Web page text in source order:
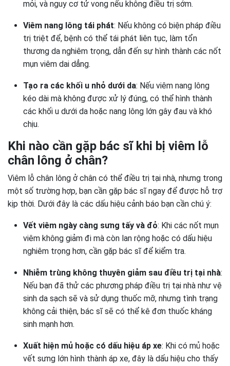
mỏi, và nguy cơ tử vong nếu không điều trị sớm.
Viêm nang lông tái phát: Nếu không có biện pháp điều
trị triệt để, bệnh có thể tái phát liên tục, làm tổn
thương da nghiêm trọng, dẫn đến sự hình thành các nốt
mụn viêm dai dẳng.
Tạo ra các khối u nhỏ dưới da: Nếu viêm nang lông
kéo dài mà không được xử lý đúng, có thể hình thành
các khối u dưới da hoặc nang lông lớn gây đau và khó
chịu.
Khi nào cần gặp bác sĩ khi bị viêm lỗ
chân lông ở chân?
Viêm lỗ chân lông ở chân có thể điều trị tại nhà, nhưng trong
một số trường hợp, bạn cần gặp bác sĩ ngay để được hỗ trợ
kịp thời. Dưới đây là các dấu hiệu cảnh báo bạn cần chú ý:
Vết viêm ngày càng sưng tấy và đỏ: Khi các nốt mụn
viêm không giảm đi mà còn lan rộng hoặc có dấu hiệu
nghiêm trọng hơn, cần gặp bác sĩ để kiểm tra.
Nhiễm trùng không thuyên giảm sau điều trị tại nhà:
Nếu bạn đã thử các phương pháp điều trị tại nhà như vệ
sinh da sạch sẽ và sử dụng thuốc mỡ, nhưng tình trạng
không cải thiện, bác sĩ sẽ có thể kê đơn thuốc kháng
sinh mạnh hơn.
Xuất hiện mủ hoặc có dấu hiệu áp xe: Khi có mủ hoặc
vết sưng lớn hình thành áp xe, đây là dấu hiệu cho thấy